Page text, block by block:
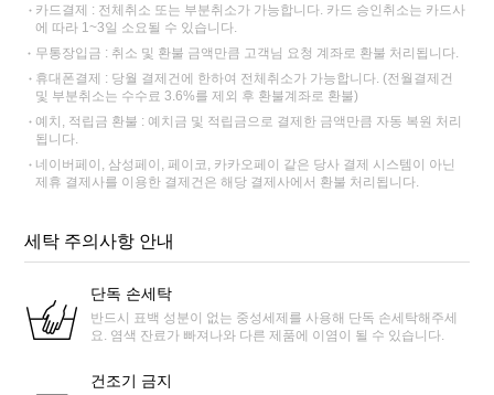
카드결제 : 전체취소 또는 부분취소가 가능합니다. 카드 승인취소는 카드사
에 따라 1~3일 소요될 수 있습니다.
무통장입금 : 취소 및 환불 금액만큼 고객님 요청 계좌로 환불 처리됩니다.
휴대폰결제 : 당월 결제건에 한하여 전체취소가 가능합니다. (전월결제건
및 부분취소는 수수료 3.6%를 제외 후 환불계좌로 환불)
예치, 적립금 환불 : 예치금 및 적립금으로 결제한 금액만큼 자동 복원 처리
됩니다.
네이버페이, 삼성페이, 페이코, 카카오페이 같은 당사 결제 시스템이 아닌
제휴 결제사를 이용한 결제건은 해당 결제사에서 환불 처리됩니다.
세탁 주의사항 안내
단독 손세탁
반드시 표백 성분이 없는 중성세제를 사용해 단독 손세탁해주세
요. 염색 잔료가 빠져나와 다른 제품에 이염이 될 수 있습니다.
건조기 금지